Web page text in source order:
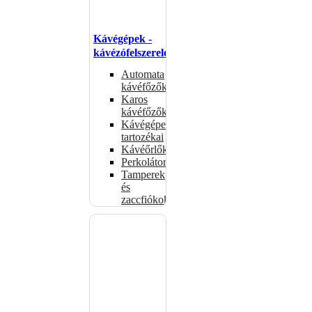
Kávégépek -
kávézófelszerelés
Automata
kávéfőzők
Karos
kávéfőzők
Kávégépek
tartozékai
Kávéőrlők
Perkolátorok
Tamperek
és
zaccfiókok